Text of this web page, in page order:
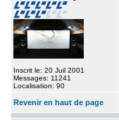
Inscrit le: 20 Juil 2001
Messages: 11241
Localisation: 90
Revenir en haut de page